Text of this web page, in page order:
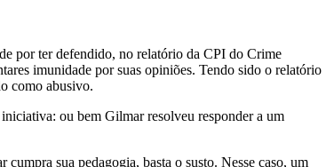
por ter defendido, no relatório da CPI do Crime
imunidade por suas opiniões. Tendo sido o relatório
como abusivo.
ou bem Gilmar resolveu responder a um
sua pedagogia, basta o susto. Nesse caso, um